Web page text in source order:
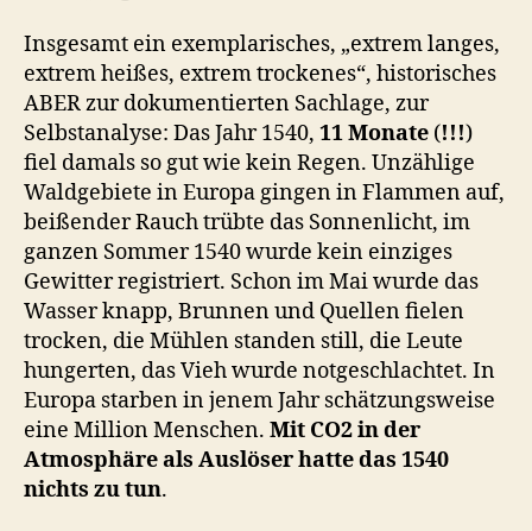
Insgesamt ein exemplarisches, „extrem langes,
extrem heißes, extrem trockenes“, historisches
ABER zur dokumentierten Sachlage, zur
Selbstanalyse: Das Jahr 1540, 11 Monate (!!!)
fiel damals so gut wie kein Regen. Unzählige
Waldgebiete in Europa gingen in Flammen auf,
beißender Rauch trübte das Sonnenlicht, im
ganzen Sommer 1540 wurde kein einziges
Gewitter registriert. Schon im Mai wurde das
Wasser knapp, Brunnen und Quellen fielen
trocken, die Mühlen standen still, die Leute
hungerten, das Vieh wurde notgeschlachtet. In
Europa starben in jenem Jahr schätzungsweise
eine Million Menschen. Mit CO2 in der
Atmosphäre als Auslöser hatte das 1540
nichts zu tun.